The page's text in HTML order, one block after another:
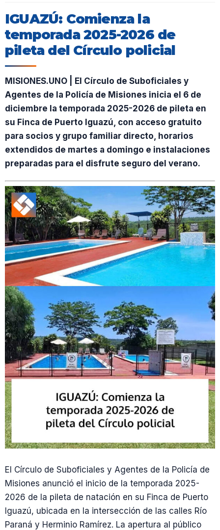
IGUAZÚ: Comienza la
temporada 2025-2026 de
pileta del Círculo policial
MISIONES.UNO | El Círculo de Suboficiales y
Agentes de la Policía de Misiones inicia el 6 de
diciembre la temporada 2025-2026 de pileta en
su Finca de Puerto Iguazú, con acceso gratuito
para socios y grupo familiar directo, horarios
extendidos de martes a domingo e instalaciones
preparadas para el disfrute seguro del verano.
El Círculo de Suboficiales y Agentes de la Policía de
Misiones anunció el inicio de la temporada 2025-
2026 de la pileta de natación en su Finca de Puerto
Iguazú, ubicada en la intersección de las calles Río
Paraná y Herminio Ramírez. La apertura al público